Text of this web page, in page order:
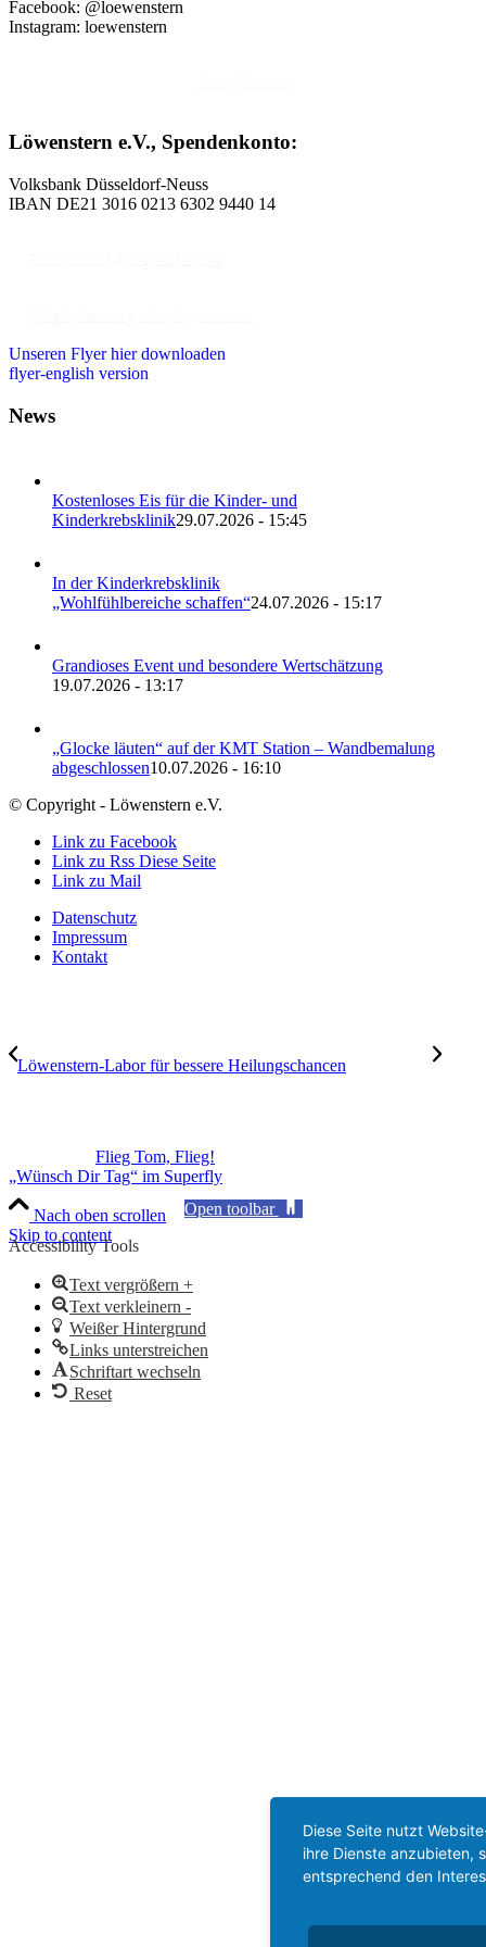
Facebook: @loewenstern
Instagram: loewenstern
Löwenstern e.V., Spendenkonto:
Volksbank Düsseldorf-Neuss
IBAN DE21 3016 0213 6302 9440 14
Unseren Flyer hier downloaden
flyer-english version
News
Kostenloses Eis für die Kinder- und
Kinderkrebsklinik29.07.2026 - 15:45
In der Kinderkrebsklinik
„Wohlfühlbereiche schaffen“24.07.2026 - 15:17
Grandioses Event und besondere Wertschätzung
19.07.2026 - 13:17
„Glocke läuten“ auf der KMT Station – Wandbemalung
abgeschlossen10.07.2026 - 16:10
© Copyright - Löwenstern e.V.
Link zu Facebook
Link zu Rss Diese Seite
Link zu Mail
Datenschutz
Impressum
Kontakt
Löwenstern-Labor für bessere Heilungschancen
Flieg Tom, Flieg!
„Wünsch Dir Tag“ im Superfly
Nach oben scrollen
Diese Seite nutzt
ihre Dienste anzubieten,
entsprechend den
Skip to content
Open toolbar
Accessibility Tools
Text vergrößern +
Text verkleinern -
Weißer Hintergrund
Links unterstreichen
Schriftart wechseln
Reset